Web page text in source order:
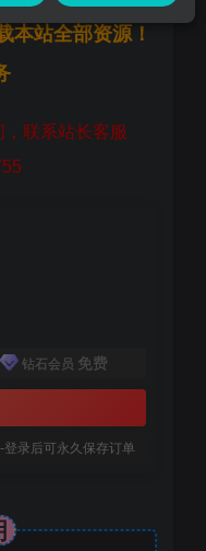
本站全部资源！
联系站长客服
钻石会员 免费
登录后可永久保存订单